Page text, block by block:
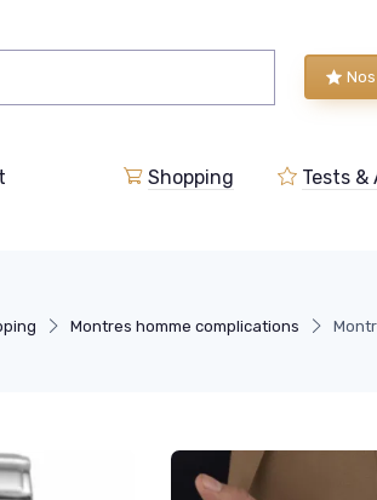
Shopping Tests &
Montres homme complications